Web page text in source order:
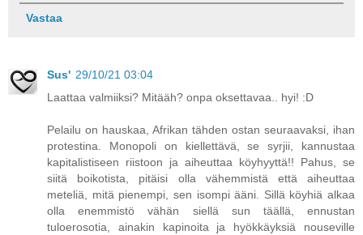
Vastaa
Sus' 29/10/21 03:04
Laattaa valmiiksi? Mitääh? onpa oksettavaa.. hyi! :D
Pelailu on hauskaa, Afrikan tähden ostan seuraavaksi, ihan
protestina. Monopoli on kiellettävä, se syrjii, kannustaa
kapitalistiseen riistoon ja aiheuttaa köyhyyttä!! Pahus, se
siitä boikotista, pitäisi olla vähemmistä että aiheuttaa
meteliä, mitä pienempi, sen isompi ääni. Sillä köyhiä alkaa
olla enemmistö vähän siellä sun täällä, ennustan
tuloerosotia, ainakin kapinoita ja hyökkäyksiä nouseville